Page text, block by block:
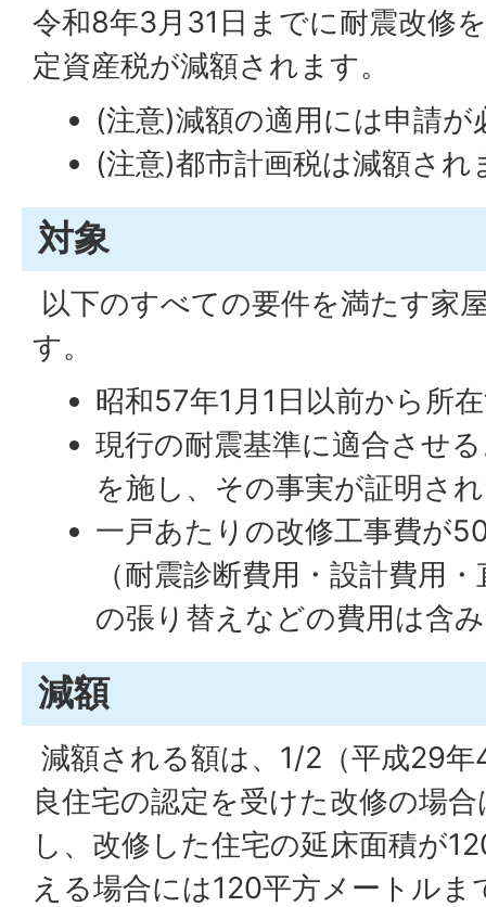
令和8年3月31日までに耐震改修
定資産税が減額されます。
(注意)減額の適用には申請が
(注意)都市計画税は減額され
対象
以下のすべての要件を満たす家
す。
昭和57年1月1日以前から所
現行の耐震基準に適合させ
を施し、その事実が証明さ
一戸あたりの改修工事費が
（耐震診断費用・設計費用
の張り替えなどの費用は含
減額
減額される額は、1/2（平成29年
良住宅の認定を受けた改修の場
し、改修した住宅の延床面積が
える場合には120平方メートル